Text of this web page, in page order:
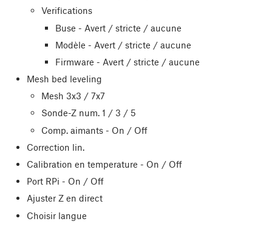
Verifications
Buse - Avert / stricte / aucune
Modèle - Avert / stricte / aucune
Firmware - Avert / stricte / aucune
Mesh bed leveling
Mesh 3x3 / 7x7
Sonde-Z num. 1 / 3 / 5
Comp. aimants - On / Off
Correction lin.
Calibration en temperature - On / Off
Port RPi - On / Off
Ajuster Z en direct
Choisir langue